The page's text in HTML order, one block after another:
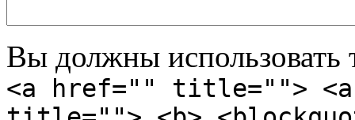
Вы должны использовать
<a href="" title="">